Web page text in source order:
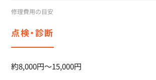
修理費用の目安
点検・診断
約8,000円～15,000円